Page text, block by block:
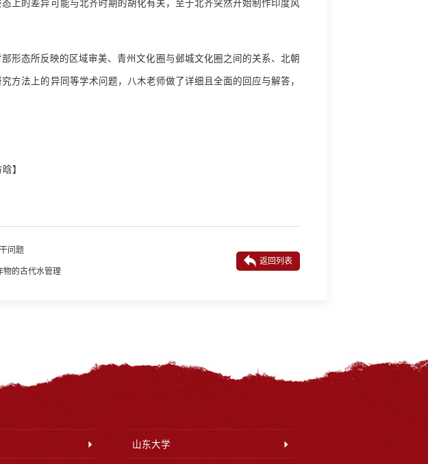
上的差异可能与北齐时期的胡化有关，至于北齐突然开始制作印度风
形态所反映的区域审美、青州文化圈与邺城文化圈之间的关系、北朝
方法上的异同等学术问题，八木老师做了详细且全面的回应与解答，
】
问题
物的古代水管理
返回列表
山东大学